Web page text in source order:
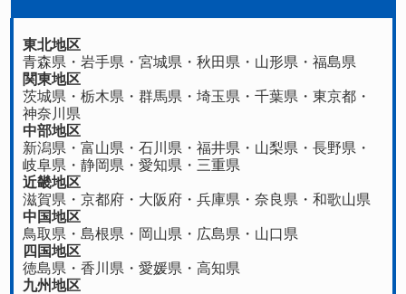
東北地区
青森県 ・岩手県 ・宮城県 ・秋田県 ・ 山形県 ・福島県
関東地区
茨城県 ・栃木県 ・群馬県 ・埼玉県 ・千葉県 ・東京都 ・
神奈川県
中部地区
新潟県 ・富山県 ・石川県 ・福井県 ・ 山梨県 ・長野県 ・
岐阜県 ・静岡県 ・愛知県 ・ 三重県
近畿地区
滋賀県 ・京都府 ・ 大阪府 ・兵庫県 ・奈良県 ・和歌山県
中国地区
鳥取県 ・島根県 ・ 岡山県 ・ 広島県 ・ 山口県
四国地区
徳島県 ・香川県・愛媛県 ・高知県
九州地区